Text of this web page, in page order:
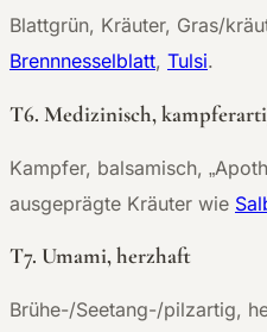
Blattgrün, Kräuter, Gras/
Brennnesselblatt, Tulsi.
T6. Medizinisch,
Kampfer, balsamisch,
ausgeprägte Kräuter wie
T7. Umami, herzhaft
Brühe-/Seetang-/pilzartig,